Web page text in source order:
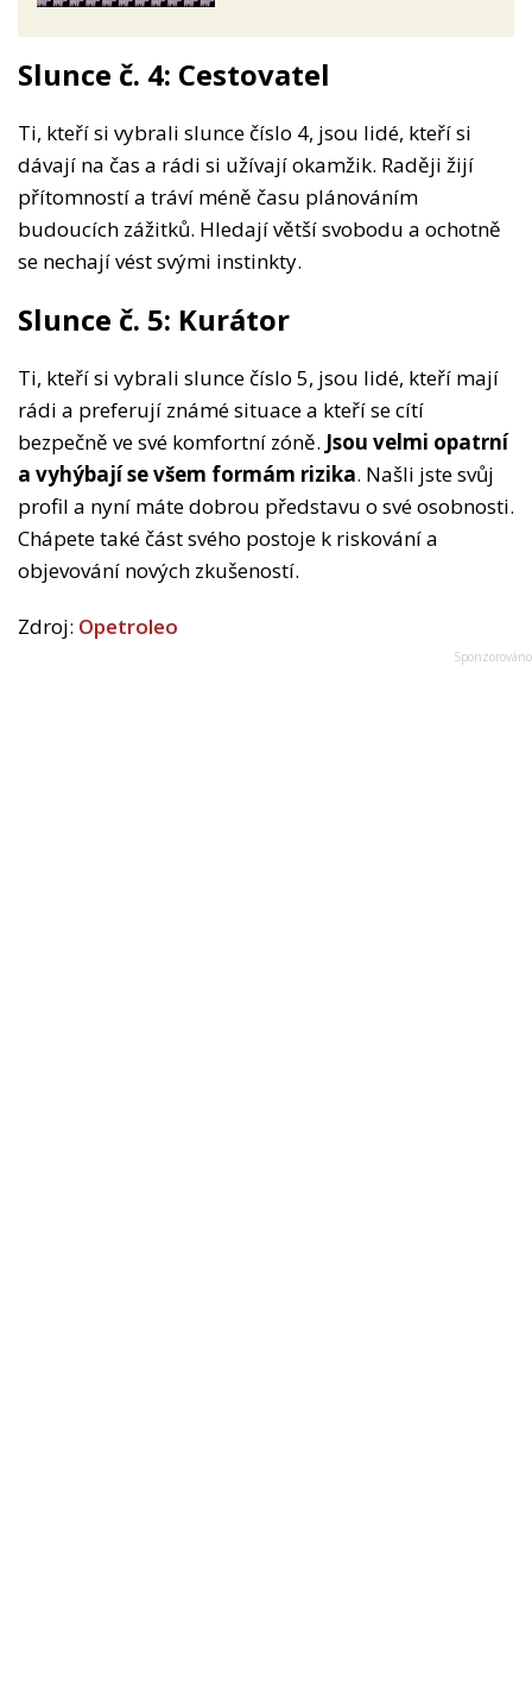
Slunce č. 4: Cestovatel
Ti, kteří si vybrali slunce číslo 4, jsou lidé, kteří si
dávají na čas a rádi si užívají okamžik. Raději žijí
přítomností a tráví méně času plánováním
budoucích zážitků. Hledají větší svobodu a ochotně
se nechají vést svými instinkty.
Slunce č. 5: Kurátor
Ti, kteří si vybrali slunce číslo 5, jsou lidé, kteří mají
rádi a preferují známé situace a kteří se cítí
bezpečně ve své komfortní zóně. Jsou velmi opatrní
a vyhýbají se všem formám rizika. Našli jste svůj
profil a nyní máte dobrou představu o své osobnosti.
Chápete také část svého postoje k riskování a
objevování nových zkušeností.
Zdroj: Opetroleo